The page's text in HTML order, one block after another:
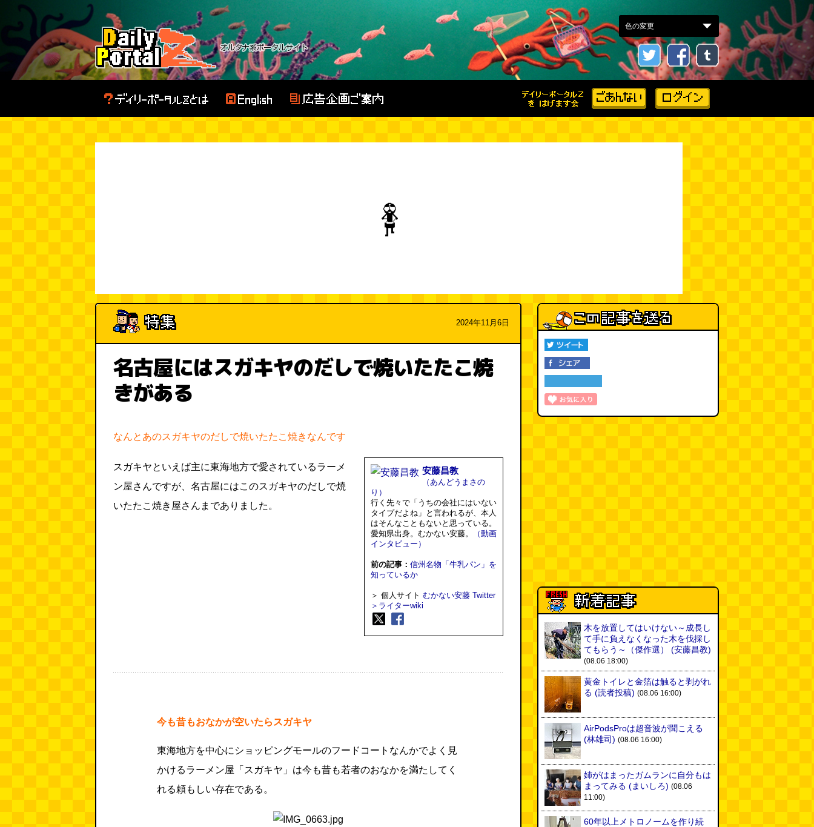
2024年11月6日
名古屋にはスガキヤのだしで焼いたたこ焼
きがある
なんとあのスガキヤのだしで焼いたたこ焼きなんです
スガキヤといえば主に東海地方で愛されているラーメ
ン屋さんですが、名古屋にはこのスガキヤのだしで焼
いたたこ焼き屋さんまでありました。
安藤昌教
（あんどうまさの
り）
行く先々で「うちの会社にはいない
タイプだよね」と言われるが、本人
はそんなこともないと思っている。
愛知県出身。むかない安藤。
（動画
インタビュー）
前の記事： 信州名物「牛乳パン」を
知っているか
＞ 個人サイト むかない安藤 Twitter
＞ライターwiki
今も昔もおなかが空いたらスガキヤ
東海地方を中心にショッピングモールのフードコートなんかでよく見
かけるラーメン屋「スガキヤ」は今も昔も若者のおなかを満たしてく
れる頼もしい存在である。
木を放置してはいけない～成長し
て手に負えなくなった木を伐採し
てもらう～（傑作選）
(安藤昌教)
(08.06 18:00)
黄金トイレと金箔は触ると剥がれ
る (読者投稿) (08.06 16:00)
AirPodsProは超音波が聞こえる
(林雄司) (08.06 16:00)
姉がはまったガムランに自分もは
まってみる (まいしろ) (08.06
11:00)
60年以上メトロノームを作り続